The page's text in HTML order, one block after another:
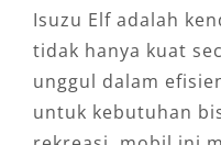
Isuzu Elf adalah
tidak hanya kuat
unggul dalam
untuk kebutuhan